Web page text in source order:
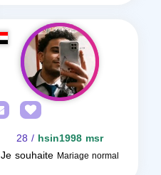
hsin1998 msr
/ 28
Je souhaite Mariage normal